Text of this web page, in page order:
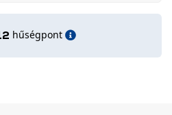
hűségpont